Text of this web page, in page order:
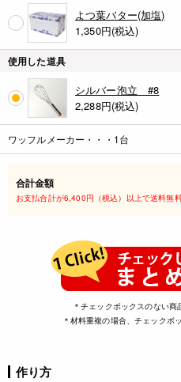
よつ葉バター(加塩)
1,350円(税込)
使用した道具
シルバー泡立 #8
2,288円(税込)
ワッフルメーカー・・・1台
合計金額
お支払合計が6,400円（税込）以上で送料無料
＊チェックボックスのない商
＊材料重複の場合、チェックボ
作り方